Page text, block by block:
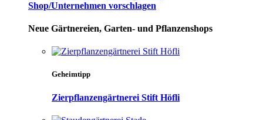
Shop/Unternehmen vorschlagen
Neue Gärtnereien, Garten- und Pflanzenshops
Geheimtipp
Zierpflanzengärtnerei Stift Höfli